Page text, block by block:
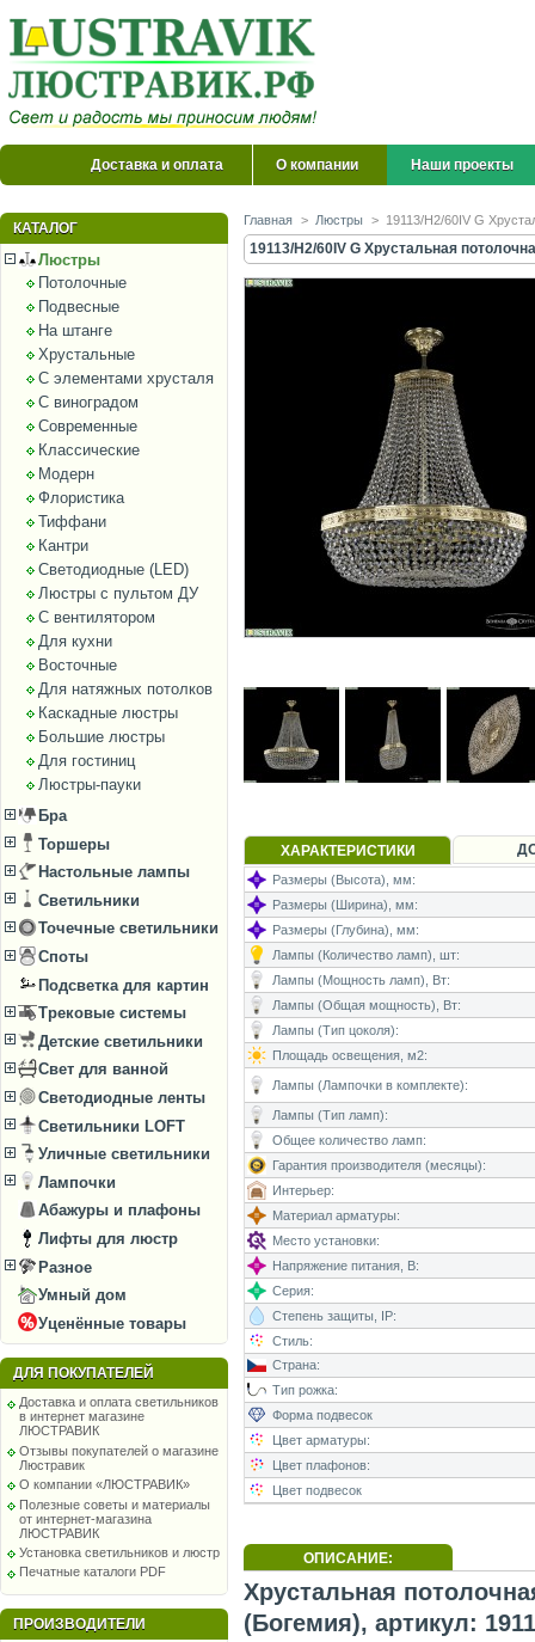
Доставка и оплата О компании Наши проекты
КАТАЛОГ
Люстры
Потолочные
Подвесные
На штанге
Хрустальные
С элементами хрусталя
С виноградом
Современные
Классические
Модерн
Флористика
Тиффани
Кантри
Светодиодные (LED)
Люстры с пультом ДУ
С вентилятором
Для кухни
Восточные
Для натяжных потолков
Каскадные люстры
Большие люстры
Для гостиниц
Люстры-пауки
Бра
Торшеры
Настольные лампы
Светильники
Точечные светильники
Споты
Подсветка для картин
Трековые системы
Детские светильники
Свет для ванной
Светодиодные ленты
Светильники LOFT
Уличные светильники
Лампочки
Абажуры и плафоны
Лифты для люстр
Разное
Умный дом
Уценённые товары
ДЛЯ ПОКУПАТЕЛЕЙ
Доставка и оплата светильников
в интернет магазине
ЛЮСТРАВИК
Отзывы покупателей о магазине
Люстравик
О компании «ЛЮСТРАВИК»
Полезные советы и материалы
от интернет-магазина
ЛЮСТРАВИК
Установка светильников и люстр
Печатные каталоги PDF
ПРОИЗВОДИТЕЛИ
Главная > Люстры > 19113/H2/60IV G
19113/H2/60IV G Хрустальная
ХАРАКТЕРИСТИКИ
Размеры (Высота), мм:
Размеры (Ширина), мм:
Размеры (Глубина), мм:
Лампы (Количество ламп), шт:
Лампы (Мощность ламп), Вт:
Лампы (Общая мощность), Вт:
Лампы (Тип цоколя):
Площадь освещения, м2:
Лампы (Лампочки в комплекте):
Лампы (Тип ламп):
Общее количество ламп:
Гарантия производителя (месяцы):
Интерьер:
Материал арматуры:
Место установки:
Напряжение питания, В:
Серия:
Степень защиты, IP:
Стиль:
Страна:
Тип рожка:
Форма подвесок
Цвет арматуры:
Цвет плафонов:
Цвет подвесок
ОПИСАНИЕ:
Хрустальная
(Богемия), артикул: